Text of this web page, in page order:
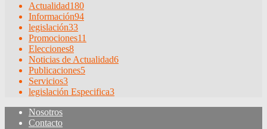
Actualidad180
Información94
legislación33
Promociones11
Elecciones8
Noticias de Actualidad6
Publicaciones5
Servicios3
legislación Especifica3
Nosotros
Contacto